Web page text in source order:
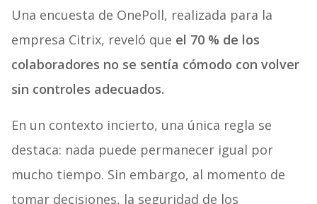
Una encuesta de OnePoll, realizada para la
empresa Citrix, reveló que el 70 % de los
colaboradores no se sentía cómodo con volver
sin controles adecuados.
En un contexto incierto, una única regla se
destaca: nada puede permanecer igual por
mucho tiempo. Sin embargo, al momento de
tomar decisiones, la seguridad de los